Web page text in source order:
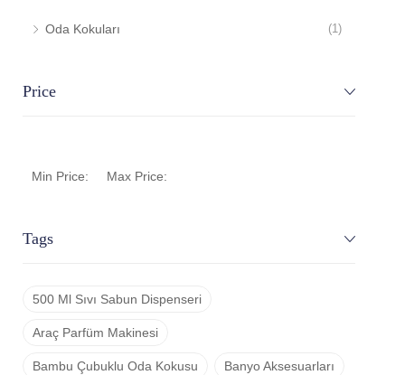
Oda Kokuları (1)
Price
Min Price: Max Price:
Tags
500 Ml Sıvı Sabun Dispenseri
Araç Parfüm Makinesi
Bambu Çubuklu Oda Kokusu Banyo Aksesuarları